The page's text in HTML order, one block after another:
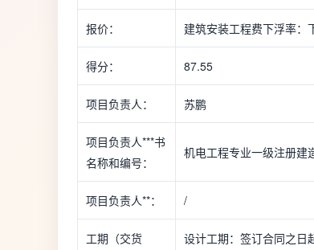
报价： 建筑安装工程费下浮率：
得分： 87.55
项目负责人： 苏鹏
项目负责人***书
名称和编号：
机电工程专业一级注册建
项目负责人**： /
工期（交货
设计工期：签订合同之日